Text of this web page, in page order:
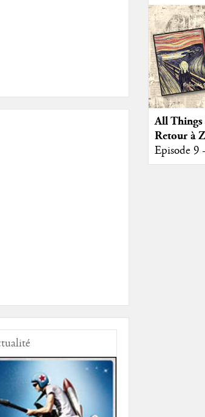
All Things
Retour à
Episode 9